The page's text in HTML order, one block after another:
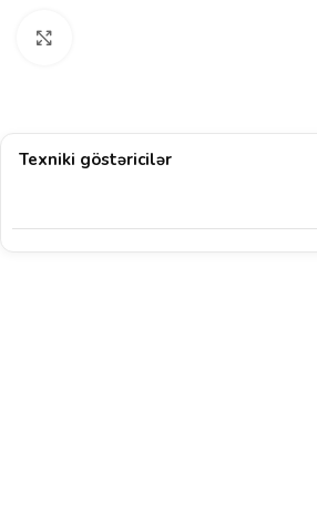
Texniki göstəricilər